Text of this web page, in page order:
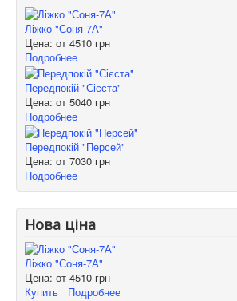
Ліжко "Соня-7А"
Цена: от 4510 грн
Подробнее
Передпокій "Сієста"
Цена: от 5040 грн
Подробнее
Передпокій "Персей"
Цена: от 7030 грн
Подробнее
Нова ціна
Ліжко "Соня-7А"
Цена: от 4510 грн
Купить
Подробнее